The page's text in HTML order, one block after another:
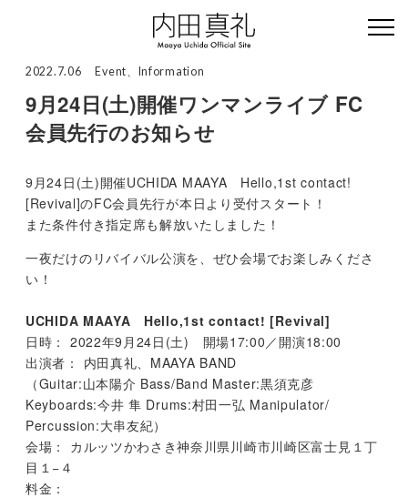
2022.7.06 Event Information
9月24日(土)開催ワンマンライブ FC
会員先行のお知らせ
9月24日(土)開催UCHIDA MAAYA Hello,1st contact!
[Revival]のFC会員先行が本日より受付スタート！
また条件付き指定席も解放いたしました！
一夜だけのリバイバル公演を、ぜひ会場でお楽しみくださ
い！
UCHIDA MAAYA Hello,1st contact! [Revival]
日時： 2022年9月24日(土) 開場17:00／開演18:00
出演者： 内田真礼、MAAYA BAND
（Guitar:山本陽介 Bass/Band Master:黒須克彦
Keyboards:今井 隼 Drums:村田一弘 Manipulator/
Percussion:大串友紀）
会場： カルッツかわさき神奈川県川崎市川崎区富士見１丁
目１−４
料金：